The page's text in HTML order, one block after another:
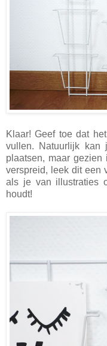
Klaar! Geef toe dat
vullen. Natuurlijk
plaatsen, maar
verspreid, leek dit een
als je van illustraties
houdt!